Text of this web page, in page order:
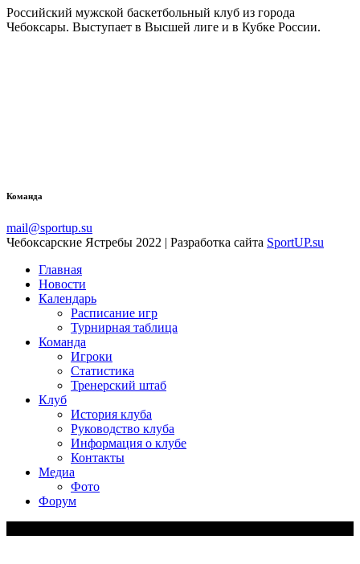
Российский мужской баскетбольный клуб из города
Чебоксары. Выступает в Высшей лиге и в Кубке России.
Команда
mail@sportup.su
Чебоксарские Ястребы 2022 | Разработка сайта SportUP.su
Главная
Новости
Календарь
Расписание игр
Турнирная таблица
Команда
Игроки
Статистика
Тренерский штаб
Клуб
История клуба
Руководство клуба
Информация о клубе
Контакты
Медиа
Фото
Форум